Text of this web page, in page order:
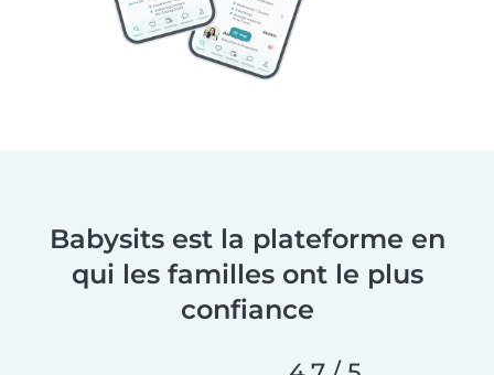
Babysits est la plateforme en
qui les familles ont le plus
confiance